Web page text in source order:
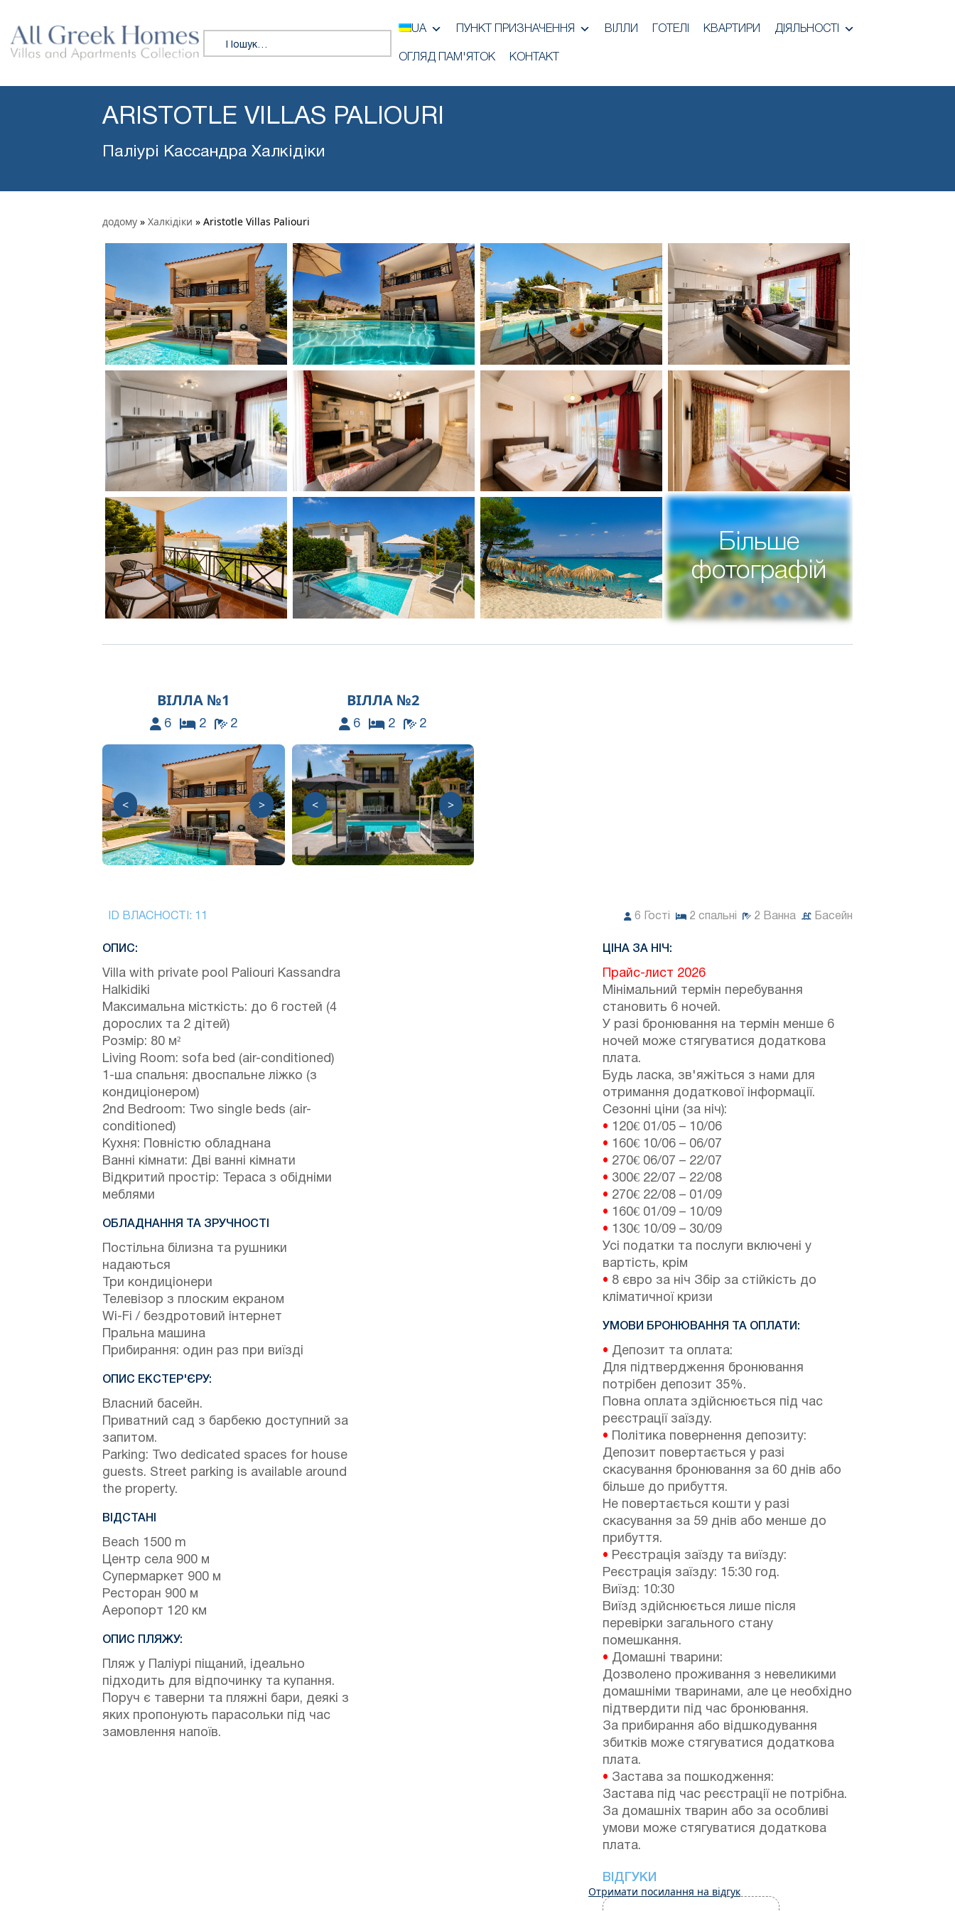
Пошук:
UA ПУНКТ ПРИЗНАЧЕННЯ ВІЛЛИ ГОТЕЛІ КВАРТИРИ ДІЯЛЬНОСТІ
ОГЛЯД ПАМ'ЯТОК КОНТАКТ
ARISTOTLE VILLAS PALIOURI
Паліурі Кассандра Халкідіки
додому » Халкідіки » Aristotle Villas Paliouri
Більше
фотографій
ВІЛЛА №1
6 2 2
< >
ВІЛЛА №2
6 2 2
< >
ID ВЛАСНОСТІ: 11 6 Гості 2 спальні 2 Ванна Басейн
ОПИС:
Villa with private pool Paliouri Kassandra
Halkidiki
Максимальна місткість: до 6 гостей (4
дорослих та 2 дітей)
Розмір: 80 м²
Living Room: sofa bed (air-conditioned)
1-ша спальня: двоспальне ліжко (з
кондиціонером)
2nd Bedroom: Two single beds (air-
conditioned)
Кухня: Повністю обладнана
Ванні кімнати: Дві ванні кімнати
Відкритий простір: Тераса з обідніми
меблями
ОБЛАДНАННЯ ТА ЗРУЧНОСТІ
Постільна білизна та рушники
надаються
Три кондиціонери
Телевізор з плоским екраном
Wi-Fi / бездротовий інтернет
Пральна машина
Прибирання: один раз при виїзді
ОПИС ЕКСТЕР'ЄРУ:
Власний басейн.
Приватний сад з барбекю доступний за
запитом.
Parking: Two dedicated spaces for house
guests. Street parking is available around
the property.
ВІДСТАНІ
Beach 1500 m
Центр села 900 м
Супермаркет 900 м
Ресторан 900 м
Аеропорт 120 км
ОПИС ПЛЯЖУ:
Пляж у Паліурі піщаний, ідеально
підходить для відпочинку та купання.
Поруч є таверни та пляжні бари, деякі з
яких пропонують парасольки під час
замовлення напоїв.
ЦІНА ЗА НІЧ:
Прайс-лист 2026
Мінімальний термін перебування
становить 6 ночей.
У разі бронювання на термін менше 6
ночей може стягуватися додаткова
плата.
Будь ласка, зв'яжіться з нами для
отримання додаткової інформації.
Сезонні ціни (за ніч):
• 120€ 01/05 – 10/06
• 160€ 10/06 – 06/07
• 270€ 06/07 – 22/07
• 300€ 22/07 – 22/08
• 270€ 22/08 – 01/09
• 160€ 01/09 – 10/09
• 130€ 10/09 – 30/09
Усі податки та послуги включені у
вартість, крім
• 8 євро за ніч Збір за стійкість до
кліматичної кризи
УМОВИ БРОНЮВАННЯ ТА ОПЛАТИ:
• Депозит та оплата:
Для підтвердження бронювання
потрібен депозит 35%.
Повна оплата здійснюється під час
реєстрації заїзду.
• Політика повернення депозиту:
Депозит повертається у разі
скасування бронювання за 60 днів або
більше до прибуття.
Не повертається кошти у разі
скасування за 59 днів або менше до
прибуття.
• Реєстрація заїзду та виїзду:
Реєстрація заїзду: 15:30 год.
Виїзд: 10:30
Виїзд здійснюється лише після
перевірки загального стану
помешкання.
• Домашні тварини:
Дозволено проживання з невеликими
домашніми тваринами, але це необхідно
підтвердити під час бронювання.
За прибирання або відшкодування
збитків може стягуватися додаткова
плата.
• Застава за пошкодження:
Застава під час реєстрації не потрібна.
За домашніх тварин або за особливі
умови може стягуватися додаткова
плата.
ВІДГУКИ
Отримати посилання на відгук